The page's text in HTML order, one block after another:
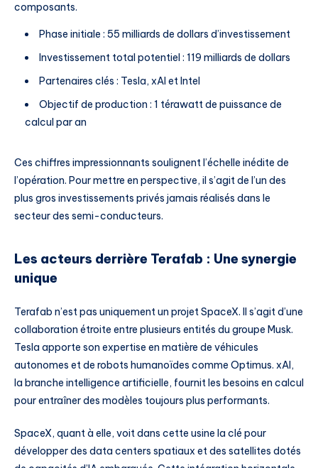
composants.
Phase initiale : 55 milliards de dollars d’investissement
Investissement total potentiel : 119 milliards de dollars
Partenaires clés : Tesla, xAI et Intel
Objectif de production : 1 térawatt de puissance de
calcul par an
Ces chiffres impressionnants soulignent l’échelle inédite de
l’opération. Pour mettre en perspective, il s’agit de l’un des
plus gros investissements privés jamais réalisés dans le
secteur des semi-conducteurs.
Les acteurs derrière Terafab : Une synergie
unique
Terafab n’est pas uniquement un projet SpaceX. Il s’agit d’une
collaboration étroite entre plusieurs entités du groupe Musk.
Tesla apporte son expertise en matière de véhicules
autonomes et de robots humanoïdes comme Optimus. xAI,
la branche intelligence artificielle, fournit les besoins en calcul
pour entraîner des modèles toujours plus performants.
SpaceX, quant à elle, voit dans cette usine la clé pour
développer des data centers spatiaux et des satellites dotés